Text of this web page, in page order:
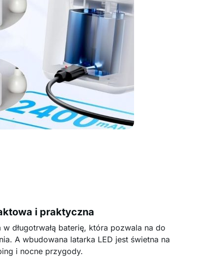
i praktyczna
długotrwałą baterię, która pozwala na do
A wbudowana latarka LED jest świetna na
i nocne przygody.